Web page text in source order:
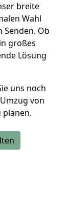
breite
Wahl
Ob
großes
Lösung
uns noch
von
planen.